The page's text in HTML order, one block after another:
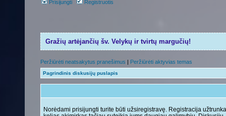
Prisijungti Registruotis
Gražių artėjančių šv. Velykų ir tvirtų margučių!
Peržiūrėti neatsakytus pranešimus | Peržiūrėti aktyvias temas
Pagrindinis diskusijų puslapis
Norėdami prisijungti turite būti užsiregistravę. Registracija